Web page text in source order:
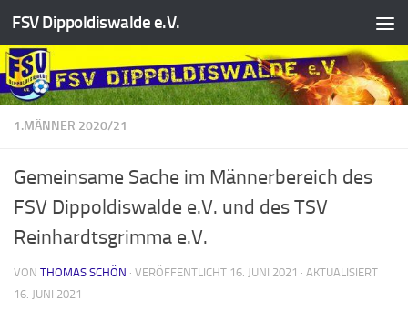
Zum Inhalt springen
FSV Dippoldiswalde e.V.
1.MÄNNER 2020/21
Gemeinsame Sache im Männerbereich des
FSV Dippoldiswalde e.V. und des TSV
Reinhardtsgrimma e.V.
VON THOMAS SCHÖN · VERÖFFENTLICHT 16. JUNI 2021 · AKTUALISIERT
16. JUNI 2021